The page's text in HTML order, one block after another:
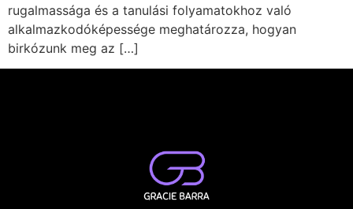
rugalmassága és a tanulási folyamatokhoz való
alkalmazkodóképessége meghatározza, hogyan
birkózunk meg az […]